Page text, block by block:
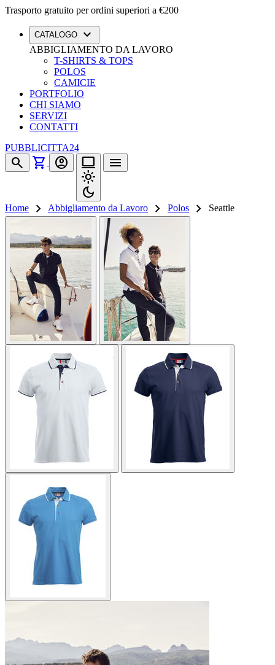
Trasporto gratuito per ordini superiori a €200
CATALOGO expand_more
ABBIGLIAMENTO DA LAVORO
T-SHIRTS & TOPS
POLOS
CAMICIE
PORTFOLIO
CHI SIAMO
SERVIZI
CONTATTI
PUBBLICITTA24
search shopping_cart account_circle
computer
light_mode
dark_mode
menu
Home chevron_right Abbigliamento da Lavoro chevron_right Polos chevron_right Seattle